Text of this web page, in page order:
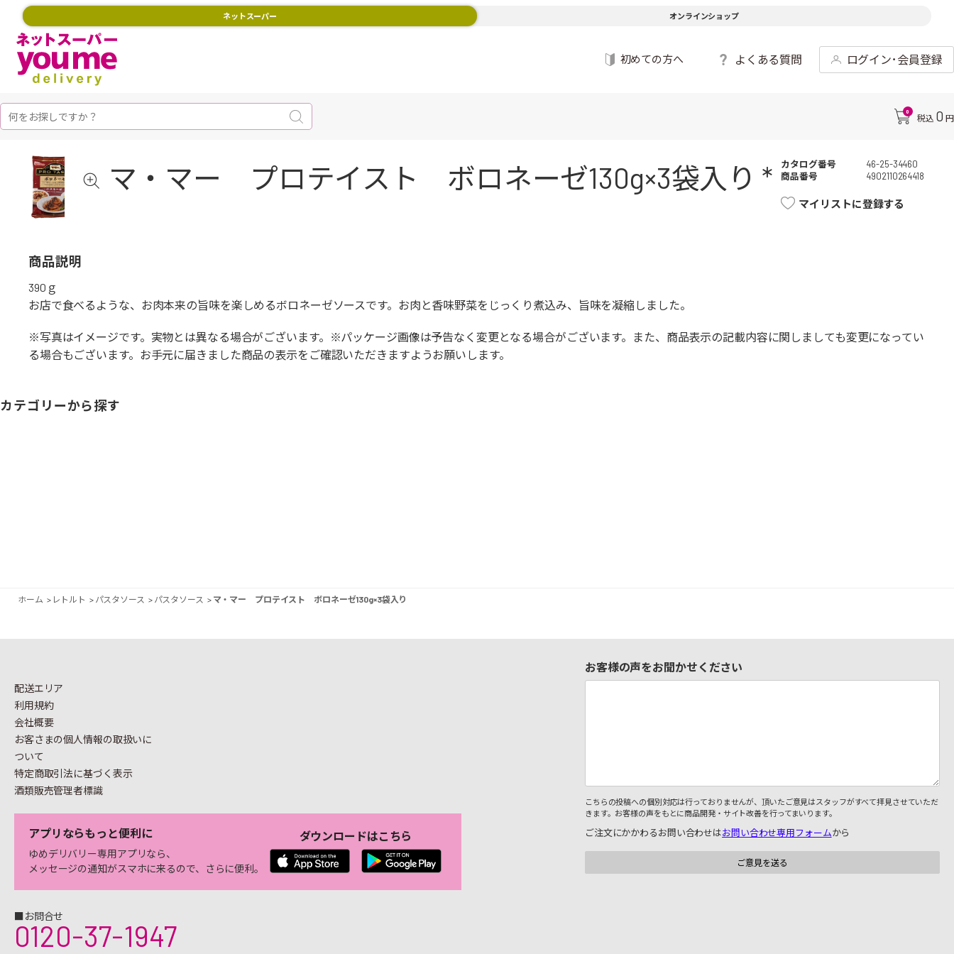
ネットスーパー オンラインショップ
初めての方へ よくある質問 ログイン･会員登録
0
税込 0 円
マ・マー プロテイスト ボロネーゼ130g×3袋入り * カタログ番号
46-25-34460
商品番号
4902110264418
マイリストに登録する
商品説明
390ｇ
お店で食べるような、お肉本来の旨味を楽しめるボロネーゼソースです。お肉と香味野菜をじっくり煮込み、旨味を凝縮しました。
※写真はイメージです。実物とは異なる場合がございます。※パッケージ画像は予告なく変更となる場合がございます。また、商品表示の記載内容に関しましても変更になってい
る場合もございます。お手元に届きました商品の表示をご確認いただきますようお願いします。
カテゴリーから探す
ホーム > レトルト > パスタソース > パスタソース > マ・マー プロテイスト ボロネーゼ130g×3袋入り
配送エリア
利用規約
会社概要
お客さまの個人情報の取扱いに
ついて
特定商取引法に基づく表示
酒類販売管理者標識
アプリならもっと便利に
ゆめデリバリー専用アプリなら、
メッセージの通知がスマホに来るので、さらに便利。
ダウンロードはこちら
■お問合せ
0120-37-1947
お客様の声をお聞かせください
こちらの投稿への個別対応は行っておりませんが、頂いたご意見はスタッフがすべて拝見させていただ
きます。お客様の声をもとに商品開発・サイト改善を行ってまいります。
ご注文にかかわるお問い合わせはお問い合わせ専用フォームから